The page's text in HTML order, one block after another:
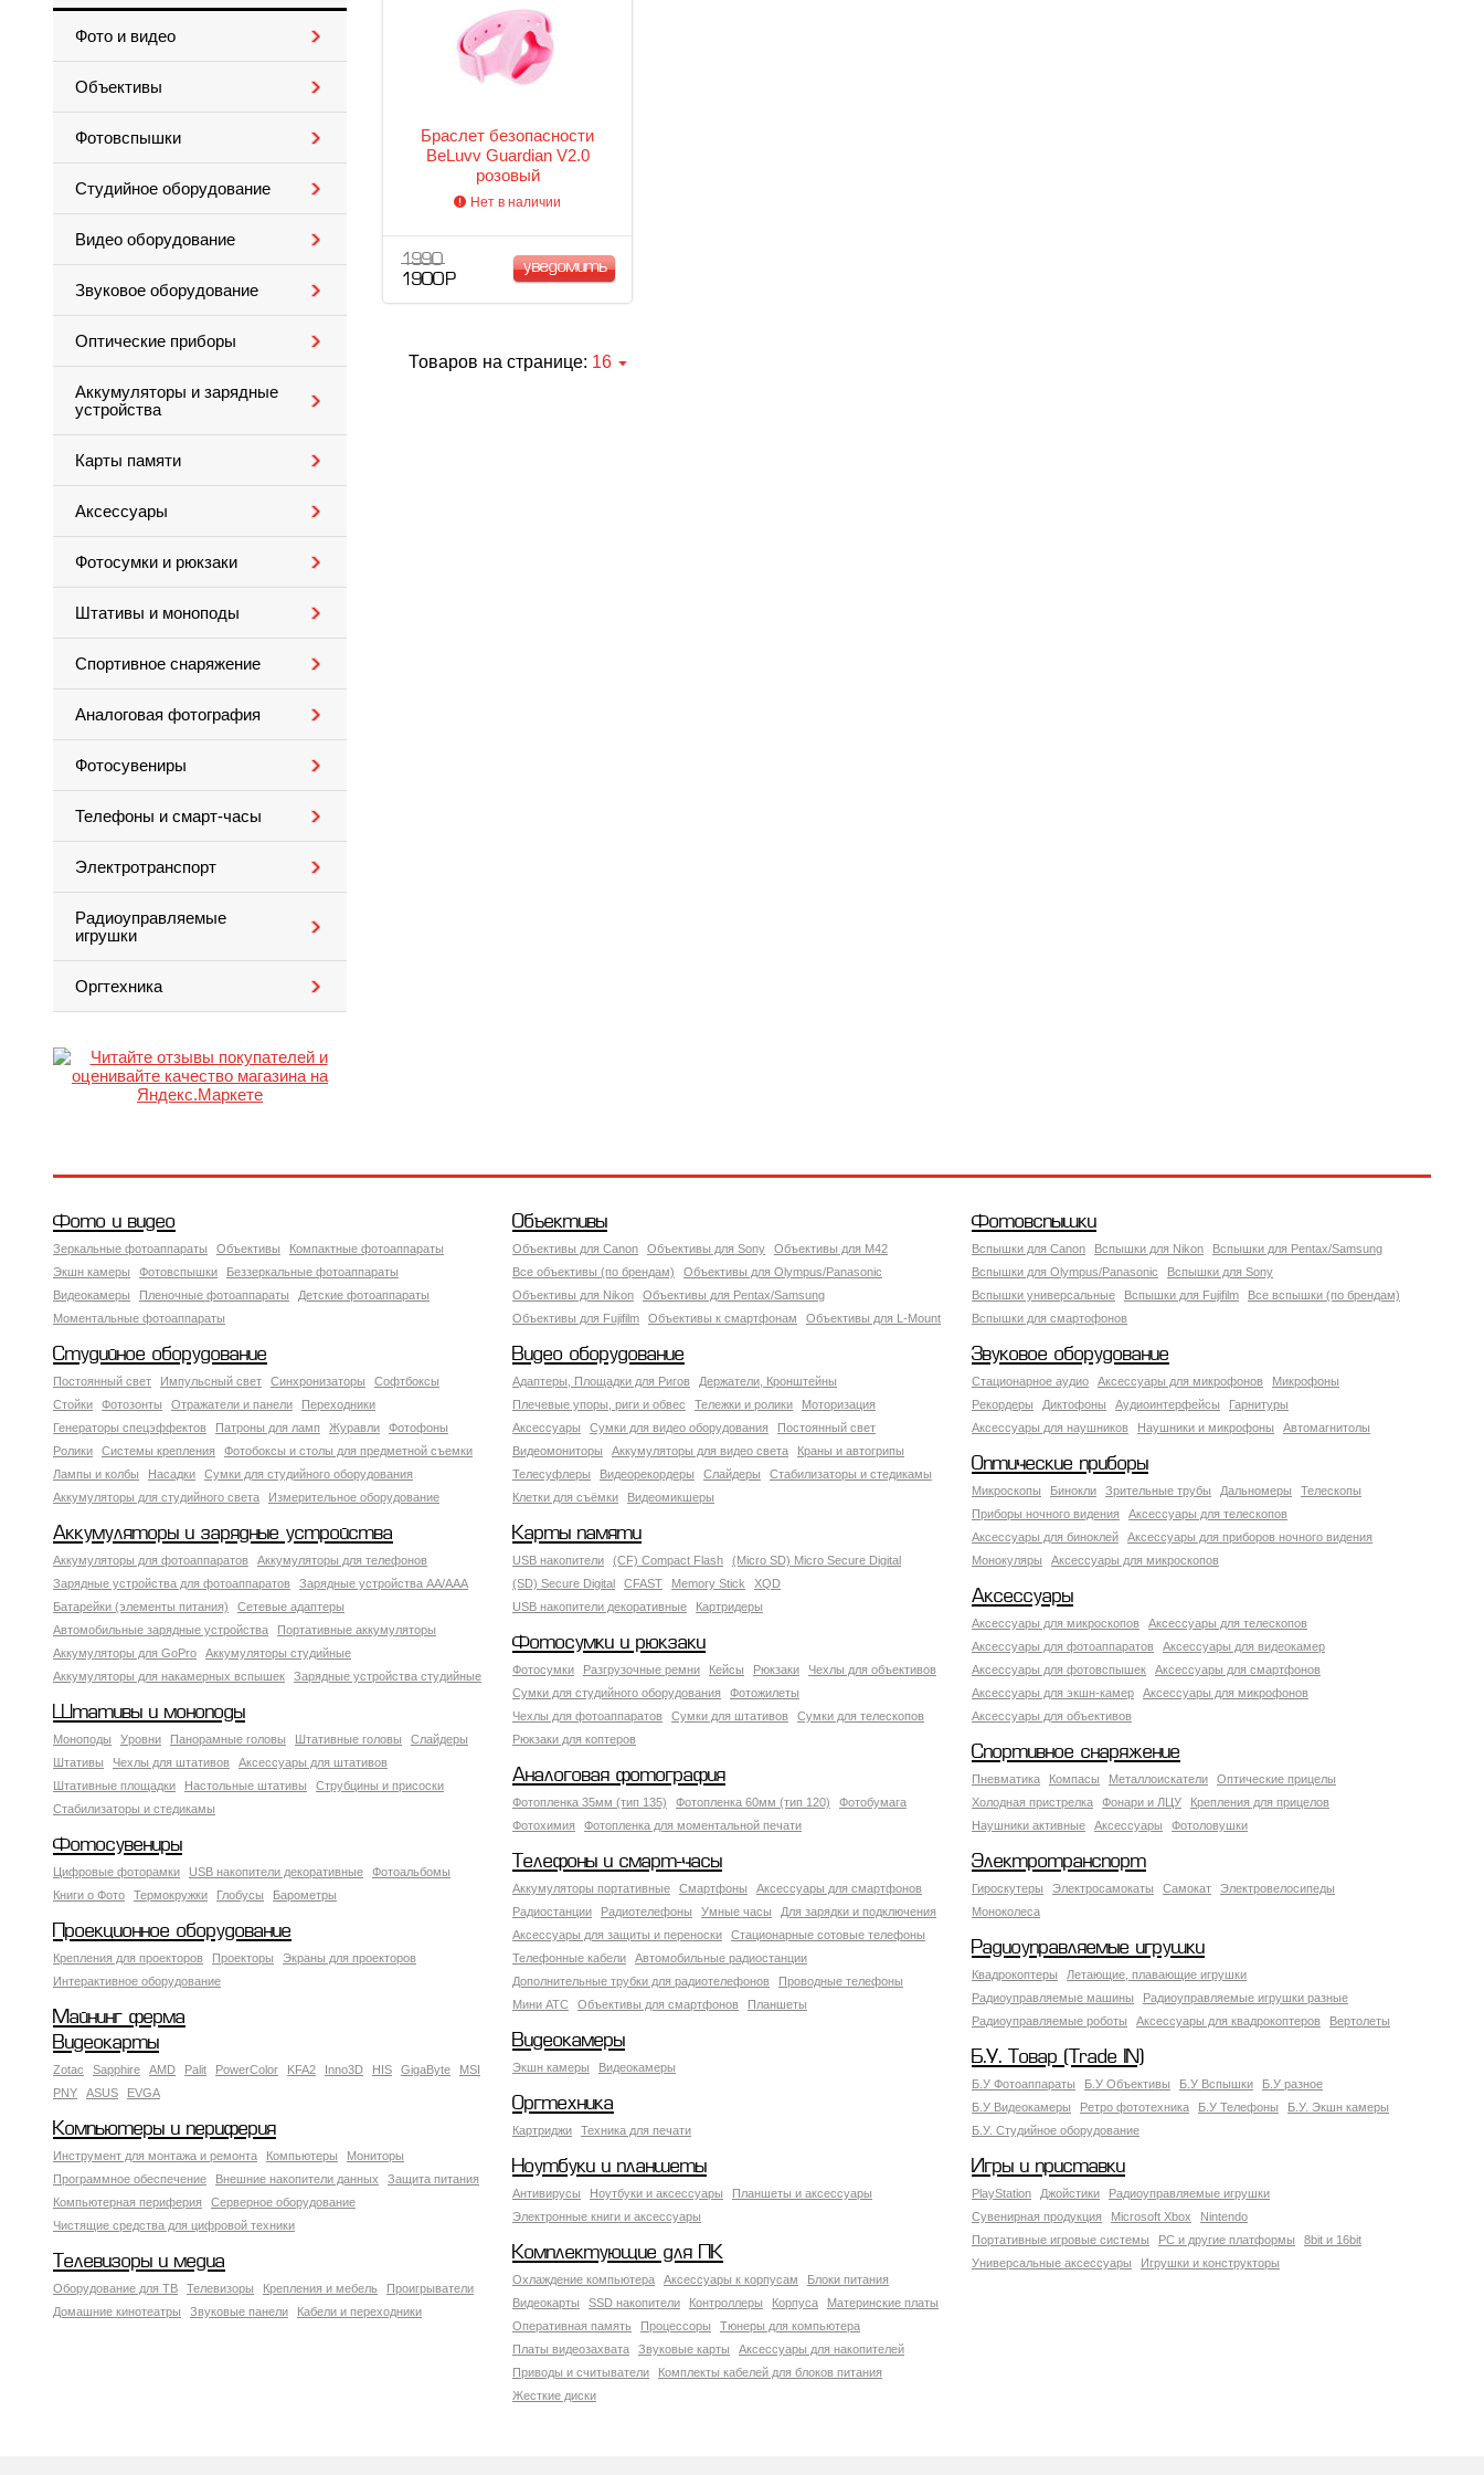
Фото и видео
Объективы
Фотовспышки
Студийное оборудование
Видео оборудование
Звуковое оборудование
Оптические приборы
Аккумуляторы и зарядные
устройства
Карты памяти
Аксессуары
Фотосумки и рюкзаки
Штативы и моноподы
Спортивное снаряжение
Аналоговая фотография
Фотосувениры
Телефоны и смарт-часы
Электротранспорт
Радиоуправляемые
игрушки
Оргтехника
Браслет безопасности
BeLuvv Guardian V2.0
розовый
Нет в наличии
1 990
1 900 Р
уведомить
Товаров на странице: 16
Фото и видео
Зеркальные фотоаппараты Объективы
Компактные фотоаппараты
Экшн камеры
Фотовспышки
Беззеркальные фотоаппараты
Видеокамеры
Пленочные фотоаппараты
Детские фотоаппараты
Моментальные фотоаппараты
Объективы
Объективы для Canon Объективы для Sony
Объективы для M42
Все объективы (по брендам)
Объективы для Olympus/Panasonic
Объективы для Nikon
Объективы для Pentax/Samsung
Объективы для Fujifilm
Объективы к смартфонам Объективы для L-Mount
Фотовспышки
Вспышки для Canon Вспышки для Nikon
Вспышки для Pentax/Samsung
Вспышки для Olympus/Panasonic
Вспышки для Sony
Вспышки универсальные
Вспышки для Fujifilm
Все вспышки (по брендам)
Вспышки для смартофонов
Студийное оборудование
Постоянный свет Импульсный свет Синхронизаторы
Софтбоксы
Стойки
Фотозонты Отражатели и панели
Переходники
Генераторы спецэффектов
Патроны для ламп Журавли
Фотофоны
Ролики
Системы крепления
Фотобоксы и столы для предметной съемки
Лампы и колбы
Насадки
Сумки для студийного оборудования
Аккумуляторы для студийного света
Измерительное оборудование
Видео оборудование
Адаптеры, Площадки для Ригов
Держатели, Кронштейны
Плечевые упоры, риги и обвес
Тележки и ролики
Моторизация
Аксессуары
Сумки для видео оборудования
Постоянный свет
Видеомониторы
Аккумуляторы для видео света
Краны и автогрипы
Телесуфлеры
Видеорекордеры Слайдеры
Стабилизаторы и стедикамы
Клетки для съёмки
Видеомикшеры
Звуковое оборудование
Стационарное аудио Аксессуары для микрофонов
Микрофоны
Рекордеры
Диктофоны Аудиоинтерфейсы
Гарнитуры
Аксессуары для наушников
Наушники и микрофоны Автомагнитолы
Оптические приборы
Микроскопы Бинокли Зрительные трубы Дальномеры
Телескопы
Приборы ночного видения
Аксессуары для телескопов
Аксессуары для биноклей
Аксессуары для приборов ночного видения
Монокуляры
Аксессуары для микроскопов
Аккумуляторы и зарядные устройства
Аккумуляторы для фотоаппаратов
Аккумуляторы для телефонов
Зарядные устройства для фотоаппаратов
Зарядные устройства AA/AAA
Батарейки (элементы питания)
Сетевые адаптеры
Автомобильные зарядные устройства
Портативные аккумуляторы
Аккумуляторы для GoPro
Аккумуляторы студийные
Аккумуляторы для накамерных вспышек
Зарядные устройства студийные
Карты памяти
USB накопители (CF) Compact Flash
(Micro SD) Micro Secure Digital
(SD) Secure Digital
CFAST Memory Stick
XQD
USB накопители декоративные
Картридеры Аксессуары
Аксессуары для микроскопов
Аксессуары для телескопов
Аксессуары для фотоаппаратов
Аксессуары для видеокамер
Аксессуары для фотовспышек
Аксессуары для смартфонов
Аксессуары для экшн-камер
Аксессуары для микрофонов
Аксессуары для объективов
Фотосумки и рюкзаки
Фотосумки Разгрузочные ремни Кейсы Рюкзаки
Чехлы для объективов
Сумки для студийного оборудования
Фотожилеты
Чехлы для фотоаппаратов
Сумки для штативов
Сумки для телескопов
Рюкзаки для коптеров
Штативы и моноподы
Моноподы Уровни Панорамные головы Штативные головы
Слайдеры
Штативы
Чехлы для штативов
Аксессуары для штативов
Штативные площадки
Настольные штативы
Струбцины и присоски
Стабилизаторы и стедикамы
Спортивное снаряжение
Пневматика Компасы Металлоискатели
Оптические прицелы
Холодная пристрелка
Фонари и ЛЦУ
Крепления для прицелов
Наушники активные
Аксессуары Фотоловушки
Аналоговая фотография
Фотопленка 35мм (тип 135) Фотопленка 60мм (тип 120)
Фотобумага
Фотохимия
Фотопленка для моментальной печати
Фотосувениры
Цифровые фоторамки USB накопители декоративные
Фотоальбомы
Книги о Фото
Термокружки Глобусы Барометры
Телефоны и смарт-часы
Аккумуляторы портативные Смартфоны
Аксессуары для смартфонов
Радиостанции
Радиотелефоны Умные часы
Для зарядки и подключения
Аксессуары для защиты и переноски
Стационарные сотовые телефоны
Телефонные кабели
Автомобильные радиостанции
Дополнительные трубки для радиотелефонов
Проводные телефоны
Мини АТС
Объективы для смартфонов Планшеты
Электротранспорт
Гироскутеры Электросамокаты Самокат
Электровелосипеды
Моноколеса
Проекционное оборудование
Крепления для проекторов Проекторы
Экраны для проекторов
Интерактивное оборудование
Радиоуправляемые игрушки
Квадрокоптеры
Летающие, плавающие игрушки
Радиоуправляемые машины
Радиоуправляемые игрушки разные
Радиоуправляемые роботы
Аксессуары для квадрокоптеров Вертолеты
Майнинг ферма
Видеокамеры
Экшн камеры Видеокамеры
Видеокарты
Zotac Sapphire AMD Palit PowerColor KFA2 Inno3D HIS GigaByte
MSI
PNY
ASUS EVGA
Б.У. Товар (Trade IN)
Б.У Фотоаппараты Б.У Объективы Б.У Вспышки
Б.У разное
Б.У Видеокамеры
Ретро фототехника Б.У Телефоны
Б.У. Экшн камеры
Б.У. Студийное оборудование
Оргтехника
Картриджи Техника для печати
Компьютеры и периферия
Инструмент для монтажа и ремонта Компьютеры
Мониторы
Программное обеспечение
Внешние накопители данных
Защита питания
Компьютерная периферия
Серверное оборудование
Чистящие средства для цифровой техники
Ноутбуки и планшеты
Антивирусы Ноутбуки и аксессуары
Планшеты и аксессуары
Электронные книги и аксессуары
Игры и приставки
PlayStation Джойстики
Радиоуправляемые игрушки
Сувенирная продукция
Microsoft Xbox
Nintendo
Портативные игровые системы
PC и другие платформы
8bit и 16bit
Универсальные аксессуары
Игрушки и конструкторы
Комплектующие для ПК
Охлаждение компьютера Аксессуары к корпусам
Блоки питания
Видеокарты
SSD накопители Контроллеры Корпуса
Материнские платы
Оперативная память
Процессоры
Тюнеры для компьютера
Платы видеозахвата
Звуковые карты
Аксессуары для накопителей
Приводы и считыватели
Комплекты кабелей для блоков питания
Жесткие диски
Телевизоры и медиа
Оборудование для ТВ Телевизоры Крепления и мебель
Проигрыватели
Домашние кинотеатры
Звуковые панели Кабели и переходники